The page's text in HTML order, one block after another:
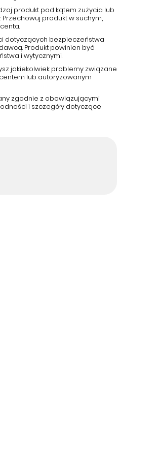
produkt pod kątem zużycia lub
Przechowuj produkt w suchym,
dotyczących bezpieczeństwa
Produkt powinien być
i wytycznymi.
jakiekolwiek problemy związane
lub autoryzowanym
zgodnie z obowiązującymi
i szczegóły dotyczące